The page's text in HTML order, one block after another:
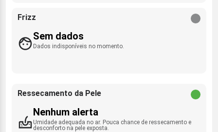
Frizz
Sem dados
Dados indisponíveis no momento.
Ressecamento da Pele
Nenhum alerta
Umidade adequada no ar. Pouca chance de ressecamento e
desconforto na pele exposta.